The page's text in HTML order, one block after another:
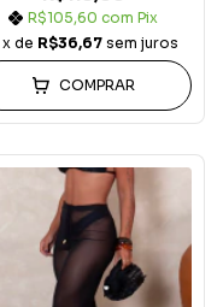
R$105,60com Pix
x de R$36,67 sem juros
COMPRAR